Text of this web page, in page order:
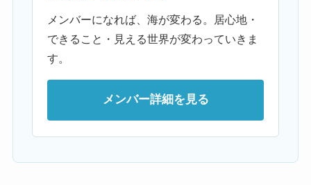
メンバーになれば、海が変わる。居心地・
できること・見える世界が変わっていきま
す。
メンバー詳細を見る